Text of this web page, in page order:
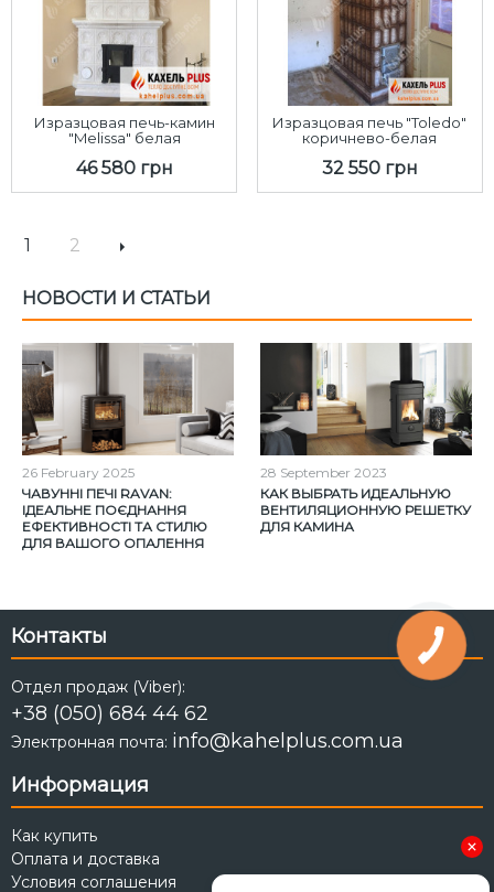
Изразцовая печь-камин
"Melissa" белая
46 580 грн
Изразцовая печь "Toledo"
коричнево-белая
32 550 грн
1 2
НОВОСТИ И СТАТЬИ
26 February 2025
ЧАВУННІ ПЕЧІ RAVAN:
ІДЕАЛЬНЕ ПОЄДНАННЯ
ЕФЕКТИВНОСТІ ТА СТИЛЮ
ДЛЯ ВАШОГО ОПАЛЕННЯ
28 September 2023
КАК ВЫБРАТЬ ИДЕАЛЬНУЮ
ВЕНТИЛЯЦИОННУЮ РЕШЕТКУ
ДЛЯ КАМИНА
Контакты
Отдел продаж (Viber):
+38 (050) 684 44 62
Электронная почта: info@kahelplus.com.ua
Информация
Как купить
Оплата и доставка
Условия соглашения